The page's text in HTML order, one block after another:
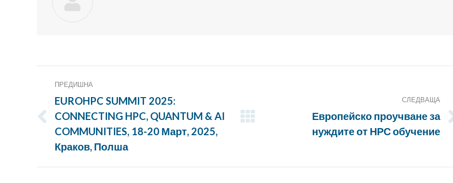
Навигация
ПРЕДИШНА
Предишна
публикация:
EUROHPC SUMMIT 2025:
CONNECTING HPC, QUANTUM & AI
COMMUNITIES, 18-20 Март, 2025,
Краков, Полша
СЛЕДВАЩА
Следващата
публикация:
Европейско проучване за
нуждите от НРС обучение